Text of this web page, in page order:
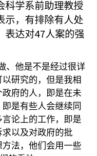
科学系前助理教授
示，有排除有人处
表达对47人案的强
、他是不是经过很详
研究的，但是我相
府的人，即是在未
是有些人会继续同
论上的工作，即是
以及对政府的批
法，他们会用一些